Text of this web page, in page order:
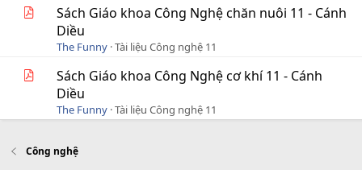
Sách Giáo khoa Công Nghệ chăn nuôi 11 - Cánh
Diều
The Funny Tài liệu Công nghệ 11
Sách Giáo khoa Công Nghệ cơ khí 11 - Cánh
Diều
The Funny Tài liệu Công nghệ 11
Công nghệ